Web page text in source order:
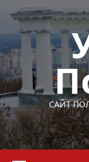
Перейти
вмісту
САЙТ